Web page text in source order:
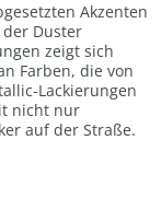
Akzenten
Duster
zeigt sich
Farben, die von
Lackierungen
nicht nur
auf der Straße.